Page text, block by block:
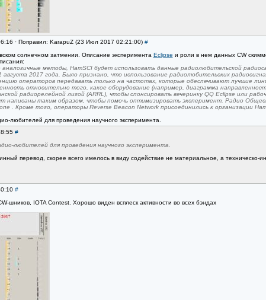
· Поправил: KarapuZ (23 Июл 2017 02:21:00) #
солнечном затмении. Описание эксперимента Eclipse и роли в нем данных CW
аналогичные методы, HamSCI будет использовать данные радиолюбительской
августа 2017 года. Было признано, что использование радиолюбительских
операторов передавать только на частотах, которые обеспечивают лучшие
относительно того, какое оборудование (например, диаграмма
радиорелейной лигой (ARRL), чтобы спонсировать вечеринку QQ Eclipse или
написаны таким образом, чтобы помочь оптимизировать эксперимент. Радио
. Кроме того, операторы Reverse Beacon Network присоединились к организации
любителей для проведения научного эксперимента.
#
любителей для проведения научного эксперимента.
перевод, скорее всего имелось в виду содействие не материальное, а техническо-
#
шников, IOTA Contest. Хорошо виден всплеск активности во всех бэндах